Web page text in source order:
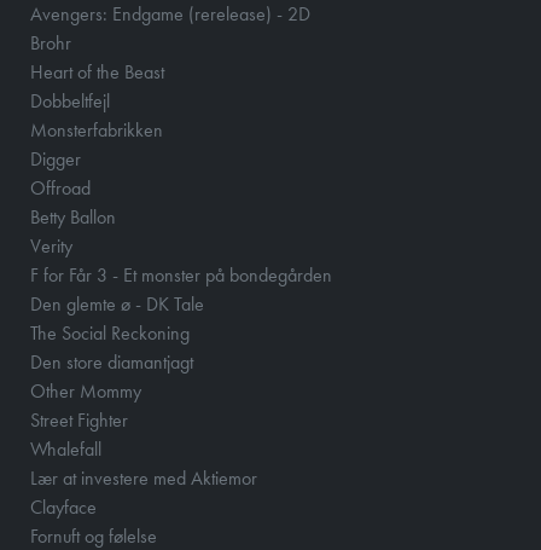
Avengers: Endgame (rerelease) - 2D
Brohr
Heart of the Beast
Dobbeltfejl
Monsterfabrikken
Digger
Offroad
Betty Ballon
Verity
F for Får 3 - Et monster på bondegården
Den glemte ø - DK Tale
The Social Reckoning
Den store diamantjagt
Other Mommy
Street Fighter
Whalefall
Lær at investere med Aktiemor
Clayface
Fornuft og følelse